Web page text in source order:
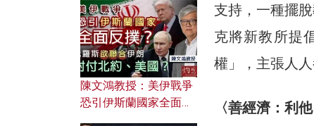
支持，一種擺
克將新教所提
權」，主張人
〈善經濟：利
文之美？ 日常寫作如何
應用？
陳文鴻教授：美伊戰爭
恐引伊斯蘭國家全面反